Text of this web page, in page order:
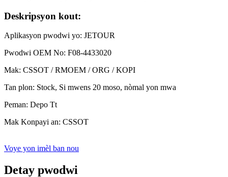
Deskripsyon kout:
Aplikasyon pwodwi yo: JETOUR
Pwodwi OEM No: F08-4433020
Mak: CSSOT / RMOEM / ORG / KOPI
Tan plon: Stock, Si mwens 20 moso, nòmal yon mwa
Peman: Depo Tt
Mak Konpayi an: CSSOT
Voye yon imèl ban nou
Detay pwodwi